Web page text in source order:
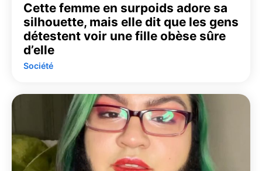
Cette femme en surpoids adore sa
silhouette, mais elle dit que les gens
détestent voir une fille obèse sûre
d’elle
Société